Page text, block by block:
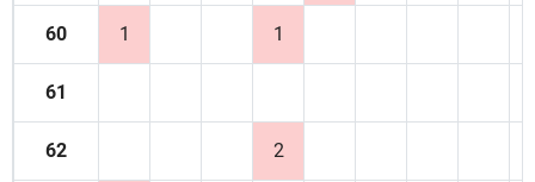
60 1 1
61
62 2